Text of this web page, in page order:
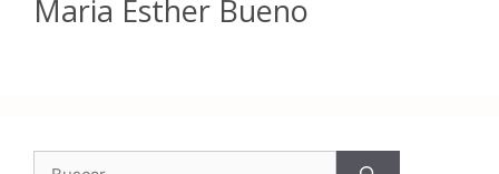
Maria Esther Bueno